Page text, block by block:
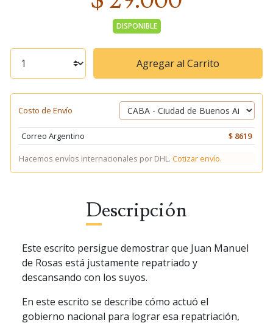
DISPONIBLE
Agregar al Carrito
Costo de Envío
Correo Argentino $ 8619
Hacemos envíos internacionales por DHL. Cotizar envío.
Descripción
Este escrito persigue demostrar que Juan Manuel
de Rosas está justamente repatriado y
descansando con los suyos.
En este escrito se describe cómo actuó el
gobierno nacional para lograr esa repatriación,